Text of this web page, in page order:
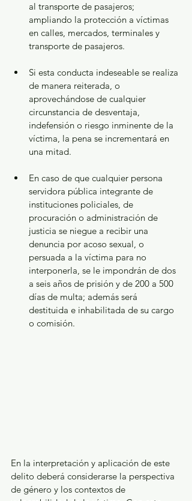
al transporte de pasajeros;
ampliando la protección a víctimas
en calles, mercados, terminales y
transporte de pasajeros.
Si esta conducta indeseable se realiza
de manera reiterada, o
aprovechándose de cualquier
circunstancia de desventaja,
indefensión o riesgo inminente de la
víctima, la pena se incrementará en
una mitad.
En caso de que cualquier persona
servidora pública integrante de
instituciones policiales, de
procuración o administración de
justicia se niegue a recibir una
denuncia por acoso sexual, o
persuada a la víctima para no
interponerla, se le impondrán de dos
a seis años de prisión y de 200 a 500
días de multa; además será
destituida e inhabilitada de su cargo
o comisión.
En la interpretación y aplicación de este
delito deberá considerarse la perspectiva
de género y los contextos de